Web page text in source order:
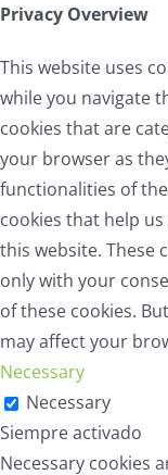
Privacy Overview
This website uses
while you navigate
cookies that are
your browser as
functionalities of
cookies that help
this website. These
only with your
of these cookies.
may affect your
Necessary
Necessary
Siempre activado
Necessary cookies